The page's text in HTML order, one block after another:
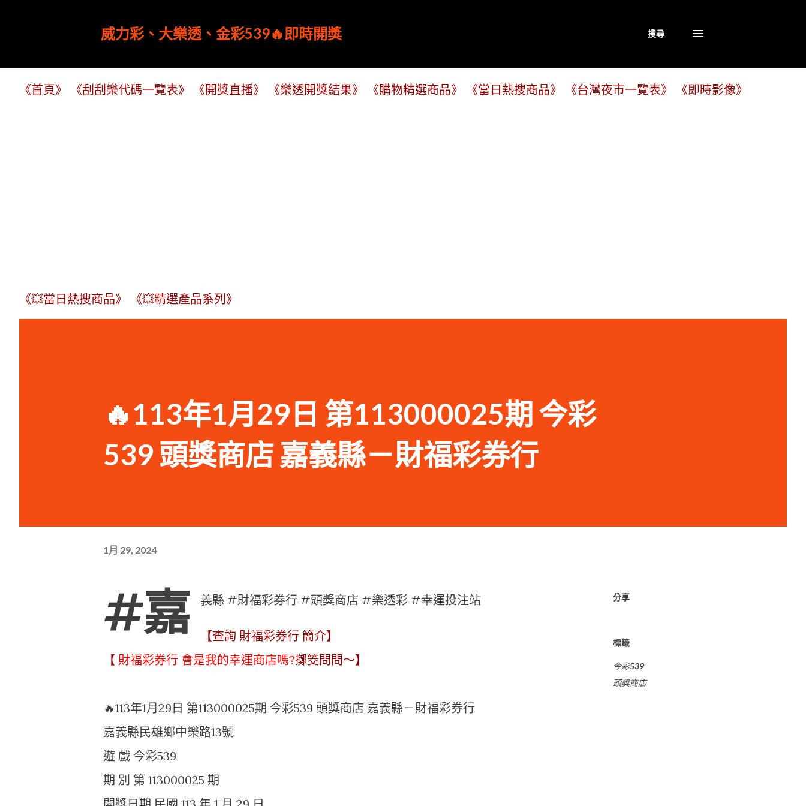
威力彩、大樂透、金彩539🔥即時開獎 搜尋
《首頁》 《刮刮樂代碼一覽表》 《開獎直播》 《樂透開獎結果》 《購物精選商品》 《當日熱搜商品》 《台灣夜市一覽表》 《即時影像》
《💥當日熱搜商品》 《💥精選產品系列》
🔥113年1月29日 第113000025期 今彩
539 頭獎商店 嘉義縣－財福彩券行
1月 29, 2024
#嘉 義縣 #財福彩券行 #頭獎商店 #樂透彩 #幸運投注站
【查詢 財福彩券行 簡介】
【 財福彩券行 會是我的幸運商店嗎?擲筊問問～】
🔥113年1月29日 第113000025期 今彩539 頭獎商店 嘉義縣－財福彩券行
嘉義縣民雄鄉中樂路13號
遊 戲 今彩539
期 別 第 113000025 期
分享
標籤
今彩539
頭獎商店